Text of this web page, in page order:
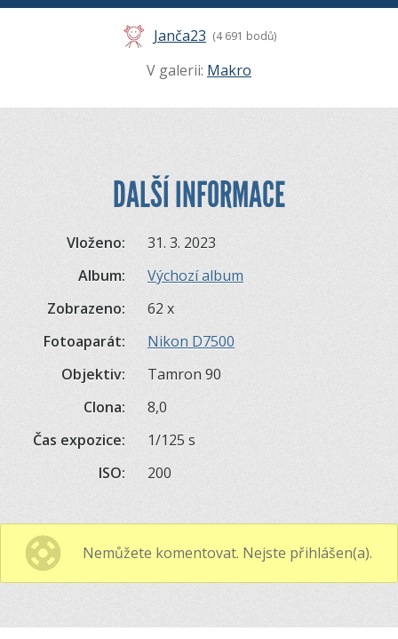
Janča23 (4 691 bodů)
V galerii: Makro
DALŠÍ INFORMACE
Vloženo:
31. 3. 2023
Album:
Výchozí album
Zobrazeno:
62 x
Fotoaparát:
Nikon D7500
Objektiv:
Tamron 90
Clona:
8,0
Čas expozice:
1/125 s
ISO:
200
Nemůžete komentovat. Nejste přihlášen(a).